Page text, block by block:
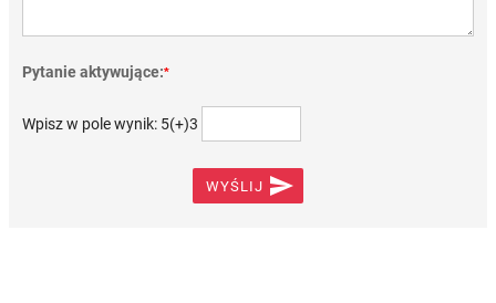
Pytanie aktywujące:*
Wpisz w pole wynik: 5(+)3
WYŚLIJ 